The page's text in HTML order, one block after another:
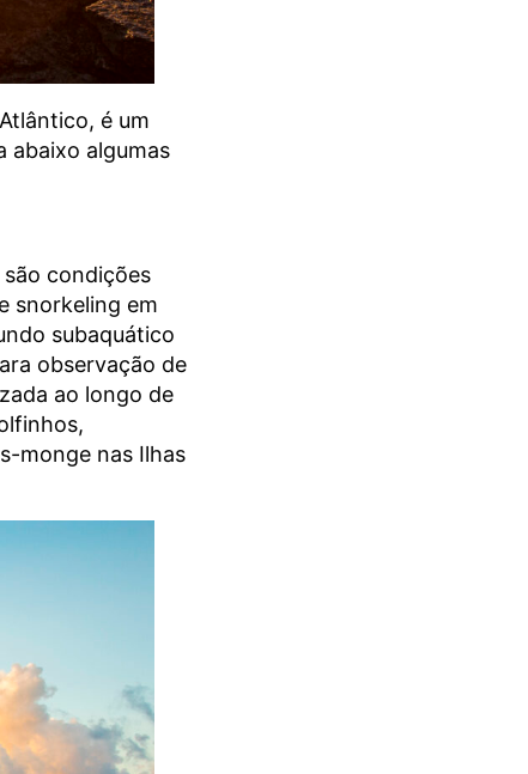
é um
abaixo algumas
condições
snorkeling em
subaquático
observação de
ao longo de
monge nas Ilhas